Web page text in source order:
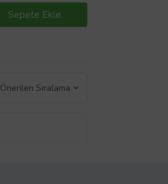
Sepete Ekle
Önerilen Sıralama